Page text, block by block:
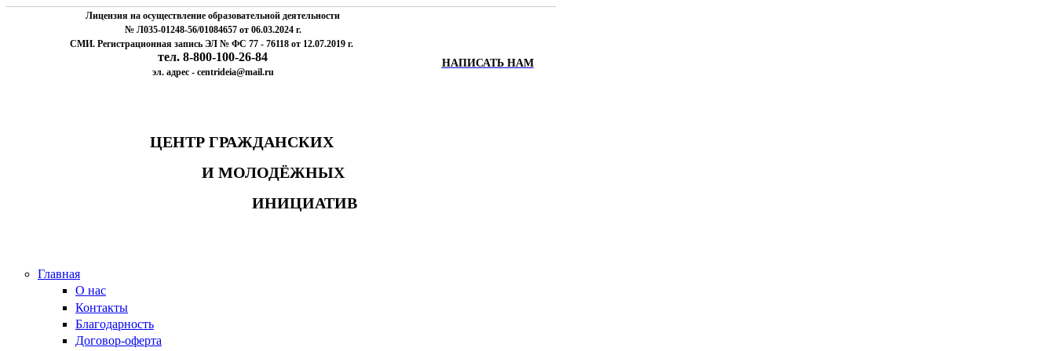
Лицензия на осуществление образовательной деятельности
№ Л035-01248-56/01084657 от 06.03.2024 г.
СМИ. Регистрационная запись ЭЛ № ФС 77 - 76118 от 12.07.2019 г.
тел. 8-800-100-26-84
эл. адрес - centrideia@mail.ru
НАПИСАТЬ НАМ
ЦЕНТР ГРАЖДАНСКИХ
И МОЛОДЁЖНЫХ
ИНИЦИАТИВ
Главная
О нас
Контакты
Благодарность
Договор-оферта